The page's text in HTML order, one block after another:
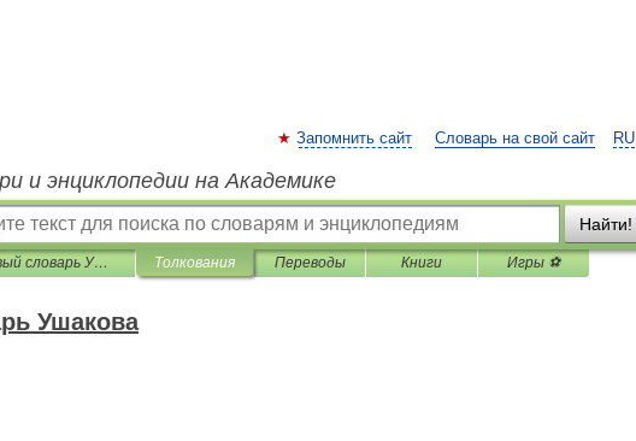
RU
Запомнить сайт Словарь на свой сайт
и энциклопедии на Академике
Найти!
Толковый словарь Ушакова Толкования Переводы Книги Игры ⚽
Ушакова